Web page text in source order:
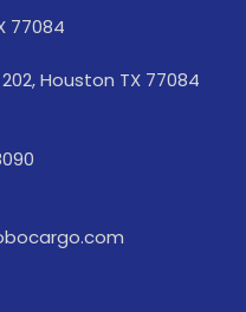
77084
Houston TX 77084